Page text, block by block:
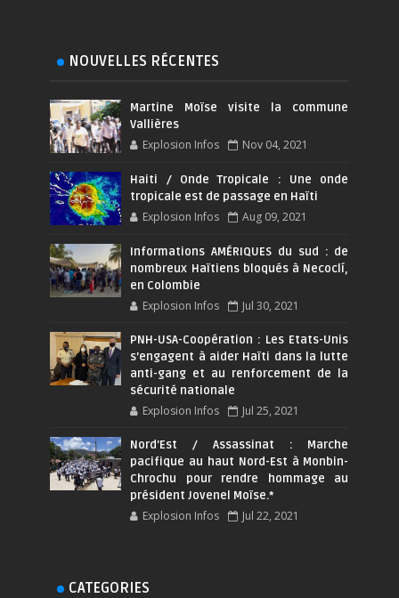
NOUVELLES RÉCENTES
Martine Moïse visite la commune
Vallières
Explosion Infos Nov 04, 2021
Haiti / Onde Tropicale : Une onde
tropicale est de passage en Haïti
Explosion Infos Aug 09, 2021
Informations AMÉRIQUES du sud : de
nombreux Haïtiens bloqués à Necoclí,
en Colombie
Explosion Infos Jul 30, 2021
PNH-USA-Coopération : Les Etats-Unis
s’engagent à aider Haïti dans la lutte
anti-gang et au renforcement de la
sécurité nationale
Explosion Infos Jul 25, 2021
Nord'Est / Assassinat : Marche
pacifique au haut Nord-Est à Monbin-
Chrochu pour rendre hommage au
président Jovenel Moïse.*
Explosion Infos Jul 22, 2021
CATEGORIES